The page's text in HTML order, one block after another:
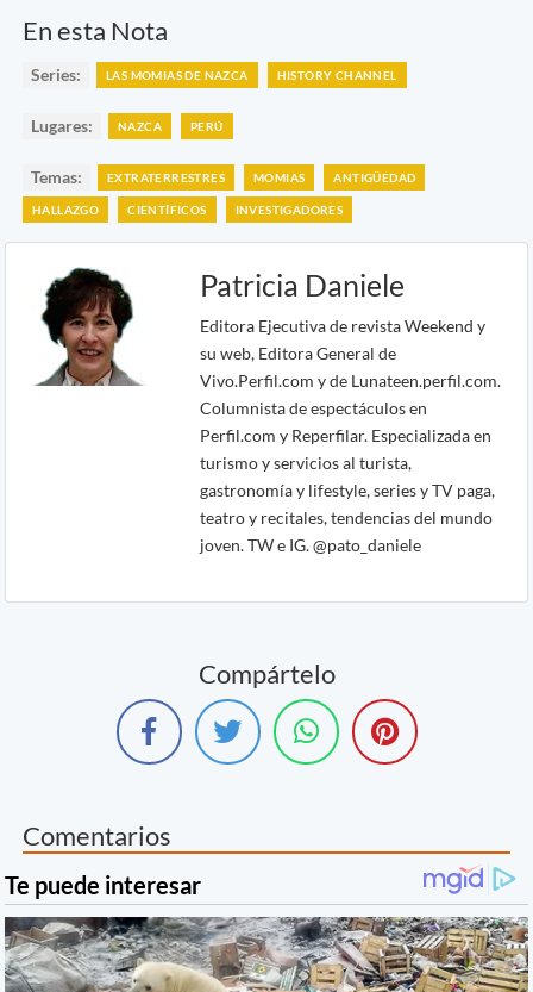
En esta Nota
Series: LAS MOMIAS DE NAZCA HISTORY CHANNEL
Lugares: NAZCA PERÚ
Temas: EXTRATERRESTRES MOMIAS ANTIGÜEDAD
HALLAZGO CIENTÍFICOS INVESTIGADORES
Patricia Daniele
Editora Ejecutiva de revista Weekend y
su web, Editora General de
Vivo.Perfil.com y de Lunateen.perfil.com.
Columnista de espectáculos en
Perfil.com y Reperfilar. Especializada en
turismo y servicios al turista,
gastronomía y lifestyle, series y TV paga,
teatro y recitales, tendencias del mundo
joven. TW e IG. @pato_daniele
Compártelo
Comentarios